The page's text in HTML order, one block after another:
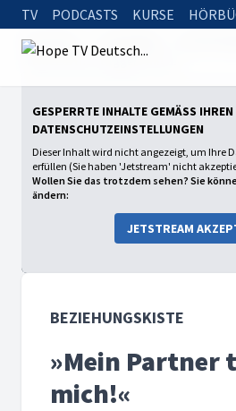
TV PODCASTS KURSE
Startseite
»Mein Partner triggert mich!«
GESPERRTE INHALTE GEMÄSS IHREN D
ATENSCHUTZEINSTELLUNGEN
Dieser Inhalt wird nicht angezeigt, um Ihre
erfüllen (Sie haben 'Jetstream' nicht
Wollen Sie das trotzdem sehen? Sie
ändern:
JETSTREAM
BEZIEHUNGSKISTE
»Mein Partner
mich!«